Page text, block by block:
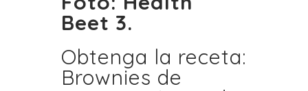
Beet 3.
Obtenga la receta:
Brownies de